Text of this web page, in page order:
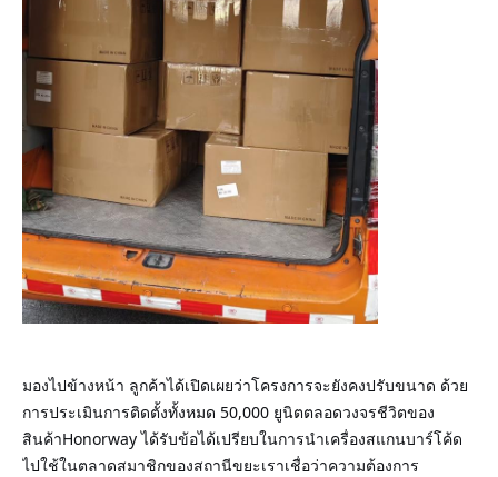
มองไปข้างหน้า ลูกค้าได้เปิดเผยว่าโครงการจะยังคงปรับขนาด ด้วย
การประเมินการติดตั้งทั้งหมด 50,000 ยูนิตตลอดวงจรชีวิตของ
สินค้าHonorway ได้รับข้อได้เปรียบในการนําเครื่องสแกนบาร์โค้ด
ไปใช้ในตลาดสมาชิกของสถานีขยะเราเชื่อว่าความต้องการ